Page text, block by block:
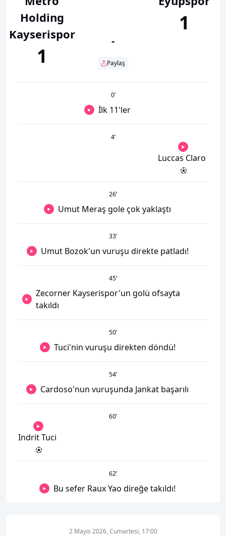
Holding
Kayserispor
1
-
Paylaş
1
0’
İlk 11'ler
4’
Luccas Claro
26’
Umut Meraş gole çok yaklaştı
33’
Umut Bozok'un vuruşu direkte patladı!
45’
Zecorner Kayserispor'un golü ofsayta
takıldı
50’
Tuci'nin vuruşu direkten döndü!
54’
Cardoso'nun vuruşunda Jankat başarılı
60’
Indrit Tuci
62’
Bu sefer Raux Yao direğe takıldı!
2 Mayıs 2026, Cumartesi, 17:00